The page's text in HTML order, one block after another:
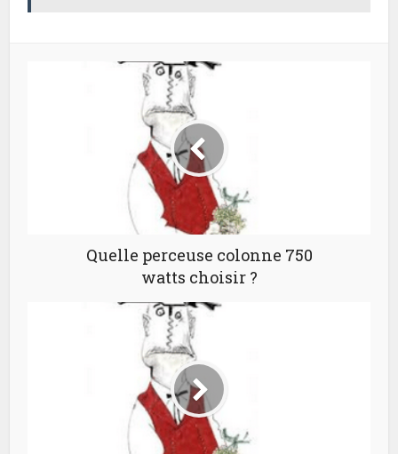
Quelle perceuse colonne 750
watts choisir ?